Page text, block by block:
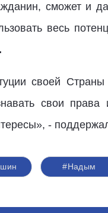
сможет и
весь
своей
свои
-
#Надым